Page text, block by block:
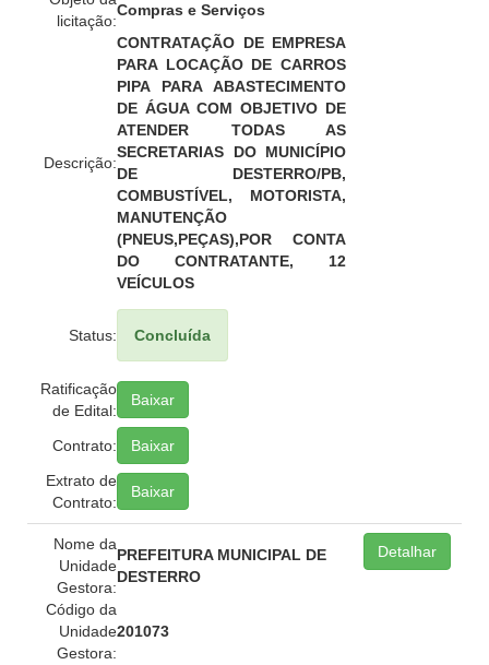
licitação:
Compras e Serviços
Descrição:
CONTRATAÇÃO DE EMPRESA
PARA LOCAÇÃO DE CARROS
PIPA PARA ABASTECIMENTO
DE ÁGUA COM OBJETIVO DE
ATENDER TODAS AS
SECRETARIAS DO MUNICÍPIO
DE DESTERRO/PB,
COMBUSTÍVEL, MOTORISTA,
MANUTENÇÃO
(PNEUS,PEÇAS),POR CONTA
DO CONTRATANTE, 12
VEÍCULOS
Status: Concluída
Ratificação
de Edital:
Baixar
Contrato:
Baixar
Extrato de
Contrato:
Baixar
Nome da
Unidade
Gestora:
PREFEITURA MUNICIPAL DE
DESTERRO
Código da
Unidade
Gestora:
201073
Detalhar